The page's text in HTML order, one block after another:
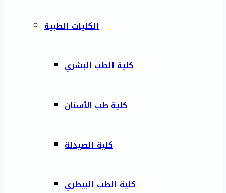
الكليات الطبية
كلية الطب البشري
كلية طب الأسنان
كلية الصيدلة
كلية الطب البيطري